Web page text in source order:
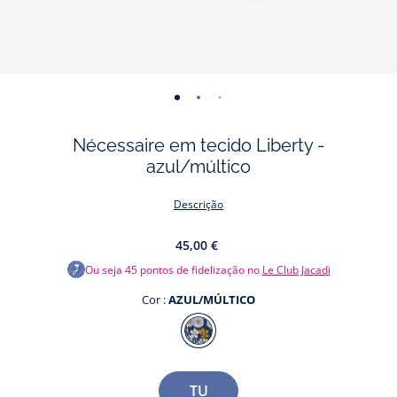
-
01 02 03
Nécessaire em tecido Liberty -
azul/múltico
Descrição
45,00 €
Ou seja 45pontos de fidelização no Le Club Jacadi
Cor :AZUL/MÚLTICO
Cor
AZUL/MÚLTICO
TU